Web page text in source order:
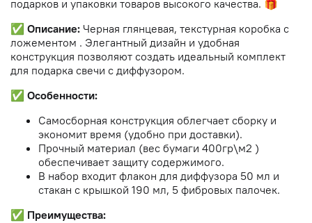
подарков и упаковки товаров высокого качества. 🎁
✅ Описание: Черная глянцевая, текстурная коробка с
ложементом . Элегантный дизайн и удобная
конструкция позволяют создать идеальный комплект
для подарка свечи с диффузором.
✅ Особенности:
Самосборная конструкция облегчает сборку и
экономит время (удобно при доставки).
Прочный материал (вес бумаги 400гр\м2 )
обеспечивает защиту содержимого.
В набор входит флакон для диффузора 50 мл и
стакан с крышкой 190 мл, 5 фибровых палочек.
✅ Преимущества: